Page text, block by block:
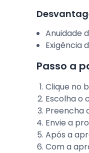
Anuidade
Exigência
Passo a
Clique no
Escolha o
Preencha
Envie a
Após a
Com a